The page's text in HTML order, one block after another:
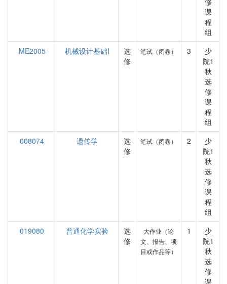
课
程
组
ME2005
机械设计基础I
选
修
笔试（闭卷） 3
少
院1
秋
选
修
课
程
组
008074
遗传学
选
修
笔试（闭卷） 2
少
院1
秋
选
修
课
程
组
019080
普通化学实验
选
修
大作业（论
文、报告、项
目或作品等）
1
少
院1
秋
选
修
课